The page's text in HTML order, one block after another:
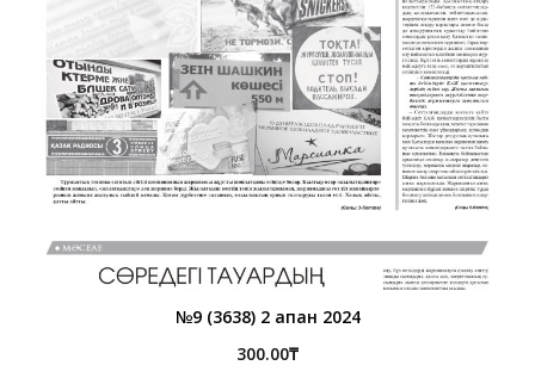
№9 (3638) 2 ақпан 2024
300.00₸